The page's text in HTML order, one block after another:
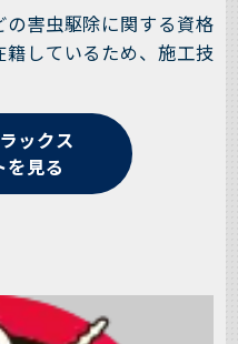
害虫駆除に関する資格
しているため、施工技
ックス
を見る